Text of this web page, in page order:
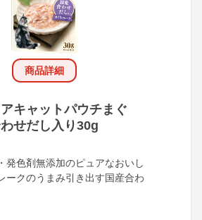
商品詳細
キャットパウチまぐ
せだし入り30g
発色剤無添加のピュアなおいし
ークのうまみ引き出す国産合わ